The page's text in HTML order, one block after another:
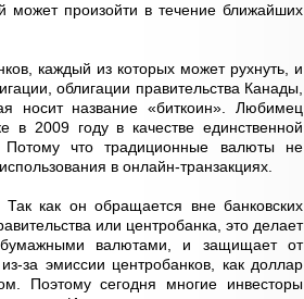
может произойти в течение ближайших
каждый из которых может рухнуть, и
облигации правительства Канады,
носит название «биткоин». Любимец
2009 году в качестве единственной
Потому что традиционные валюты не
в онлайн-транзакциях.
как он обращается вне банковских
или центробанка, это делает
валютами, и защищает от
за эмиссии центробанков, как доллар
Поэтому сегодня многие инвесторы